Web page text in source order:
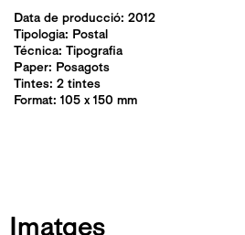
Data de producció: 2012
Tipologia: Postal
Técnica: Tipografia
Paper: Posagots
Tintes: 2 tintes
Format: 105 x 150 mm
Imatges